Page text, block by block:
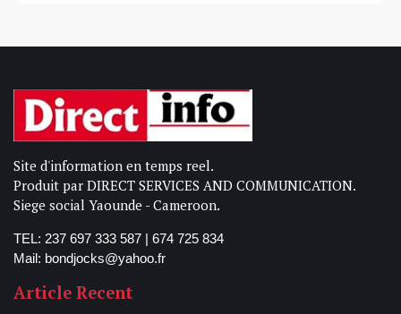
Site d'information en temps reel.
Produit par DIRECT SERVICES AND COMMUNICATION.
Siege social Yaounde - Cameroon.
TEL: 237 697 333 587 | 674 725 834
Mail: bondjocks@yahoo.fr
Article Recent